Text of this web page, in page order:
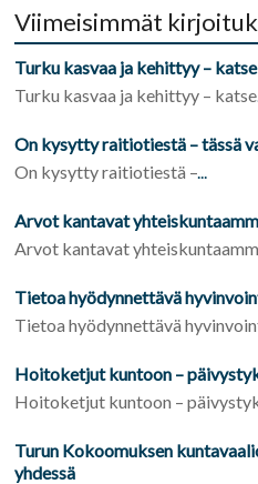
Viimeisimmät
Turku kasvaa ja kehittyy –
Turku kasvaa ja kehittyy – katse
On kysytty raitiotiestä – tässä
On kysytty raitiotiestä –
Arvot kantavat
Arvot kantavat
Tietoa hyödynnettävä
Tietoa hyödynnettävä
Hoitoketjut kuntoon –
Hoitoketjut kuntoon –
Turun Kokoomuksen
yhdessä